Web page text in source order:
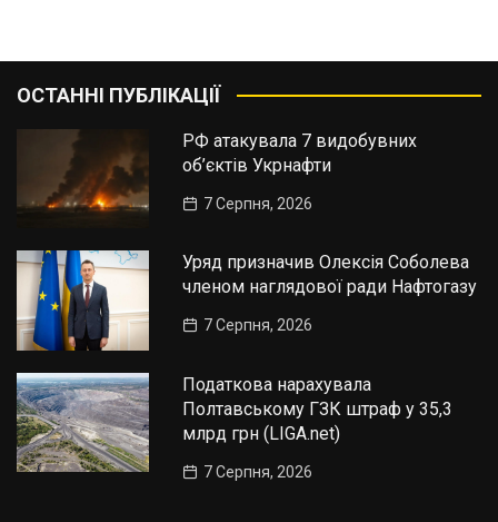
ОСТАННІ ПУБЛІКАЦІЇ
РФ атакувала 7 видобувних
об’єктів Укрнафти
7 Серпня, 2026
Уряд призначив Олексія Соболева
членом наглядової ради Нафтогазу
7 Серпня, 2026
Податкова нарахувала
Полтавському ГЗК штраф у 35,3
млрд грн (LIGA.net)
7 Серпня, 2026